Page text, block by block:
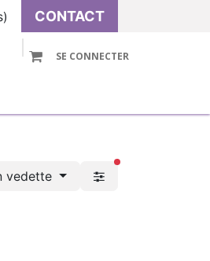
CONTACT
SE CONNECTER
vedette